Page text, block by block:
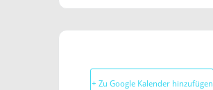
+ Zu Google Kalender hinzufügen